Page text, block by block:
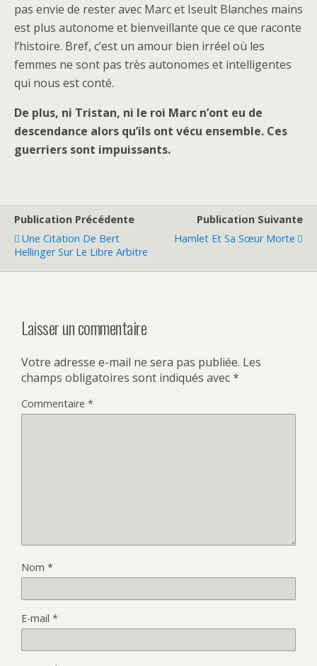
pas envie de rester avec Marc et Iseult Blanches mains
est plus autonome et bienveillante que ce que raconte
l’histoire. Bref, c’est un amour bien irréel où les
femmes ne sont pas très autonomes et intelligentes
qui nous est conté.
De plus, ni Tristan, ni le roi Marc n’ont eu de
descendance alors qu’ils ont vécu ensemble. Ces
guerriers sont impuissants.
Publication Précédente
Une Citation De Bert
Hellinger Sur Le Libre Arbitre
Publication Suivante
Hamlet Et Sa Sœur Morte
Laisser un commentaire
Votre adresse e-mail ne sera pas publiée. Les
champs obligatoires sont indiqués avec*
Commentaire *
Nom *
E-mail *